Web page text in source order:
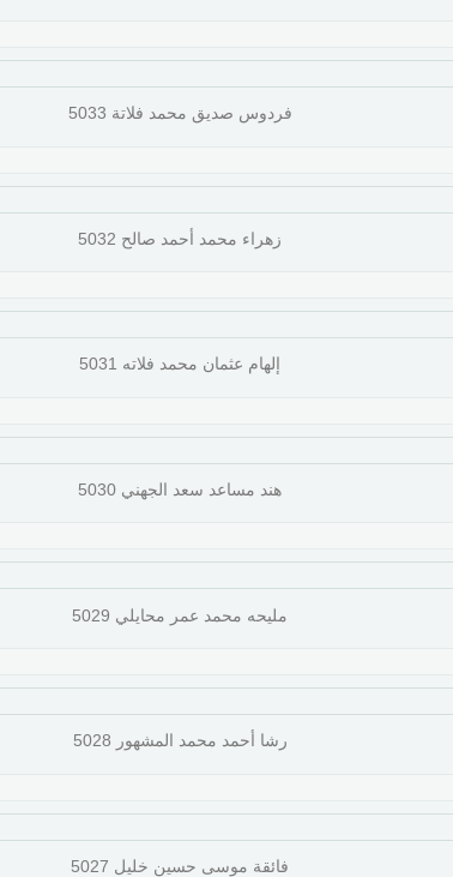
فردوس صديق محمد فلاتة 5033
زهراء محمد أحمد صالح 5032
إلهام عثمان محمد فلاته 5031
هند مساعد سعد الجهني 5030
مليحه محمد عمر محايلي 5029
رشا أحمد محمد المشهور 5028
فائقة موسى حسين خليل 5027